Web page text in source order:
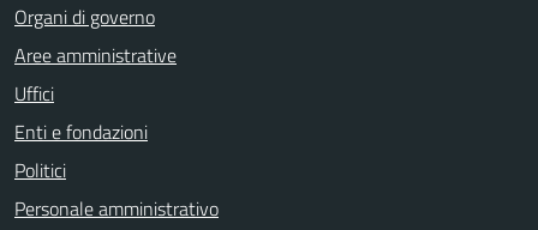
Organi di governo
Aree amministrative
Uffici
Enti e fondazioni
Politici
Personale amministrativo